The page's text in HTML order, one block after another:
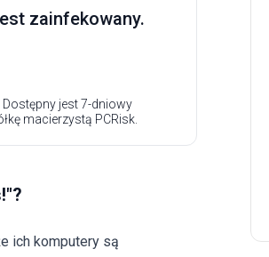
zainfekowany.
jest 7-dniowy
macierzystą PCRisk.
ich komputery są